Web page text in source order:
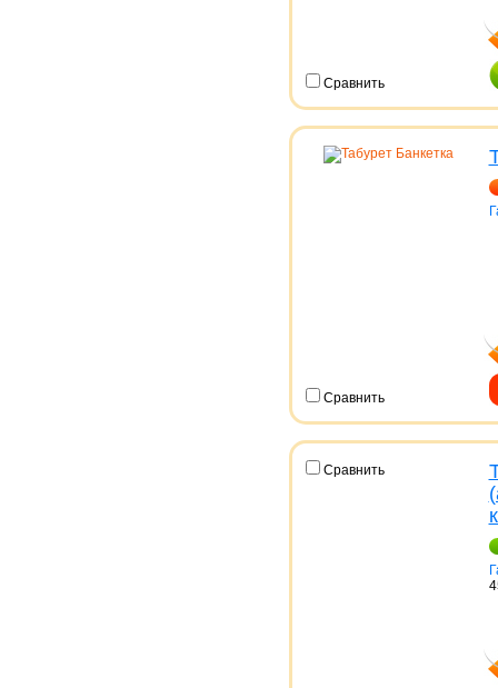
Сравнить
Сравнить
Сравнить